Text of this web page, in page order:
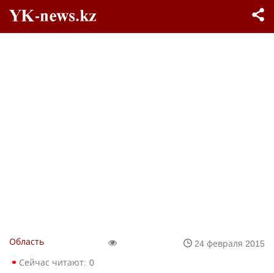
Область
24 февраля 2015
Сейчас читают: 0